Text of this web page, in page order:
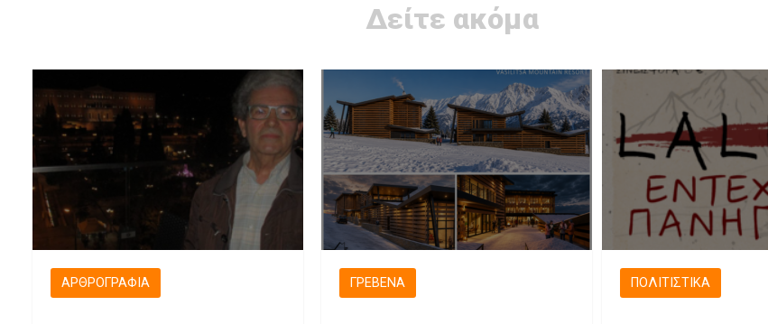
Δείτε ακόμα
ΑΡΘΡΟΓΡΑΦΊΑ ΓΡΕΒΕΝΆ ΠΟΛΙΤΙΣΤΙΚΆ